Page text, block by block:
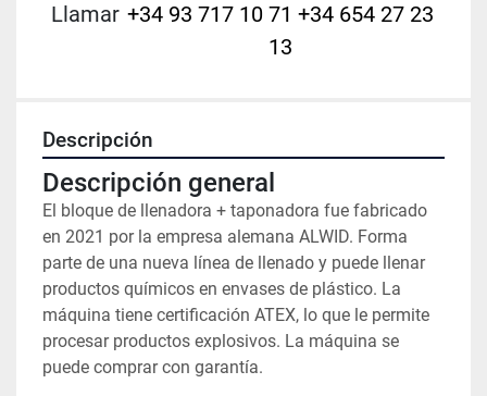
Llamar +34 93 717 10 71 +34 654 27 23
13
Descripción
Descripción general
El bloque de llenadora + taponadora fue fabricado
en 2021 por la empresa alemana ALWID. Forma
parte de una nueva línea de llenado y puede llenar
productos químicos en envases de plástico. La
máquina tiene certificación ATEX, lo que le permite
procesar productos explosivos. La máquina se
puede comprar con garantía.